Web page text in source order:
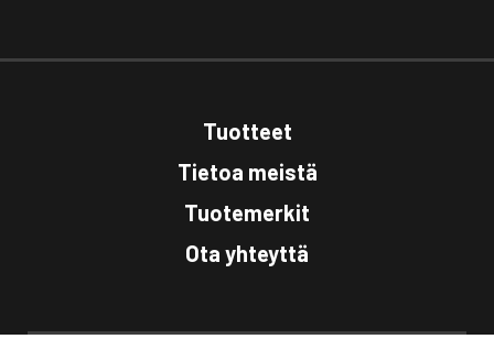
Tuotteet
Tietoa meistä
Tuotemerkit
Ota yhteyttä